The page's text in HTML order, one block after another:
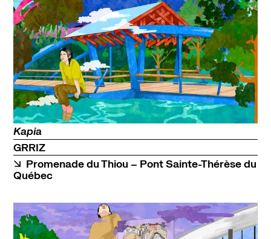
Kapia
GRRIZ
Promenade du Thiou – Pont Sainte-Thérèse du
Québec